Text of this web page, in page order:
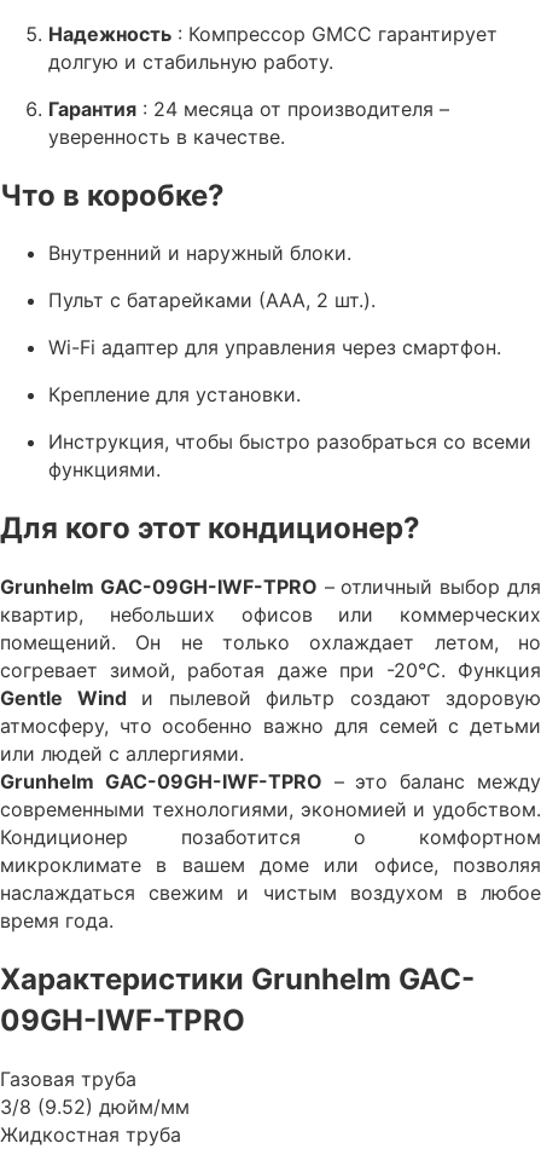
Надежность : Компрессор GMCC гарантирует
долгую и стабильную работу.
Гарантия : 24 месяца от производителя –
уверенность в качестве.
Что в коробке?
Внутренний и наружный блоки.
Пульт с батарейками (ААА, 2 шт.).
Wi-Fi адаптер для управления через смартфон.
Крепление для установки.
Инструкция, чтобы быстро разобраться со всеми
функциями.
Для кого этот кондиционер?
Grunhelm GAC-09GH-IWF-TPRO – отличный выбор для
квартир, небольших офисов или коммерческих
помещений. Он не только охлаждает летом, но
согревает зимой, работая даже при -20°C. Функция
Gentle Windи пылевой фильтр создают здоровую
атмосферу, что особенно важно для семей с детьми
или людей с аллергиями.
Grunhelm GAC-09GH-IWF-TPRO – это баланс между
современными технологиями, экономией и удобством.
Кондиционер позаботится о комфортном
микроклимате в вашем доме или офисе, позволяя
наслаждаться свежим и чистым воздухом в любое
время года.
Характеристики Grunhelm GAC-
09GH-IWF-TPRO
Газовая труба
3/8 (9.52) дюйм/мм
Жидкостная труба